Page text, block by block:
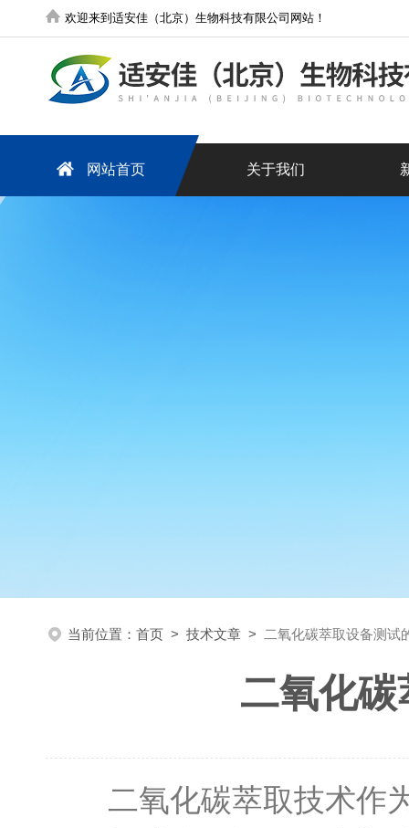
欢迎来到适安佳（北京）生物科技有限公司网站！
网站首页 关于我们
当前位置： 首页 > 技术文章 > 二氧化碳萃取设备测试
二氧化
二氧化碳萃取技术作为